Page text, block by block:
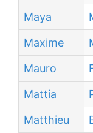
Maya
Maxime
Mauro
Mattia
Matthieu